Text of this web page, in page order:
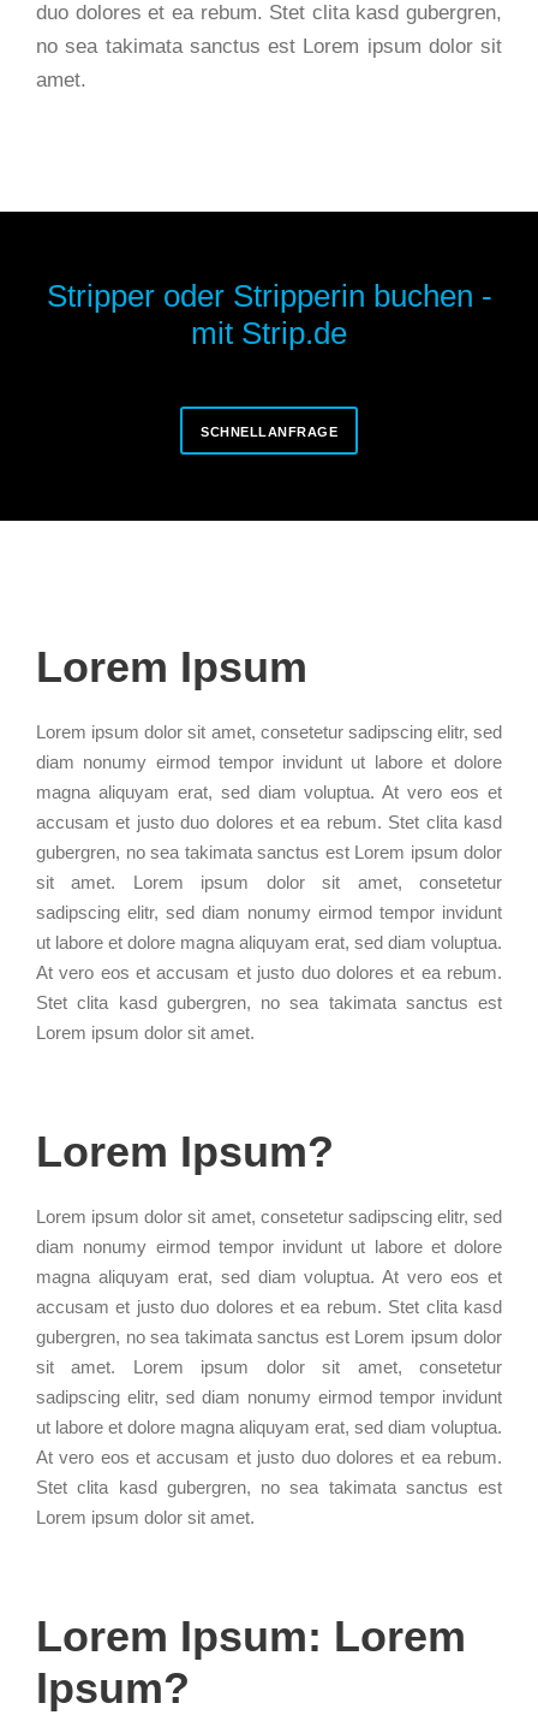
duo dolores et ea rebum. Stet clita kasd gubergren,
no sea takimata sanctus est Lorem ipsum dolor sit
amet.
Stripper oder Stripperin buchen -
mit Strip.de
SCHNELLANFRAGE
Lorem Ipsum
Lorem ipsum dolor sit amet, consetetur sadipscing elitr, sed
diam nonumy eirmod tempor invidunt ut labore et dolore
magna aliquyam erat, sed diam voluptua. At vero eos et
accusam et justo duo dolores et ea rebum. Stet clita kasd
gubergren, no sea takimata sanctus est Lorem ipsum dolor
sit amet. Lorem ipsum dolor sit amet, consetetur
sadipscing elitr, sed diam nonumy eirmod tempor invidunt
ut labore et dolore magna aliquyam erat, sed diam voluptua.
At vero eos et accusam et justo duo dolores et ea rebum.
Stet clita kasd gubergren, no sea takimata sanctus est
Lorem ipsum dolor sit amet.
Lorem Ipsum?
Lorem ipsum dolor sit amet, consetetur sadipscing elitr, sed
diam nonumy eirmod tempor invidunt ut labore et dolore
magna aliquyam erat, sed diam voluptua. At vero eos et
accusam et justo duo dolores et ea rebum. Stet clita kasd
gubergren, no sea takimata sanctus est Lorem ipsum dolor
sit amet. Lorem ipsum dolor sit amet, consetetur
sadipscing elitr, sed diam nonumy eirmod tempor invidunt
ut labore et dolore magna aliquyam erat, sed diam voluptua.
At vero eos et accusam et justo duo dolores et ea rebum.
Stet clita kasd gubergren, no sea takimata sanctus est
Lorem ipsum dolor sit amet.
Lorem Ipsum: Lorem
Ipsum?